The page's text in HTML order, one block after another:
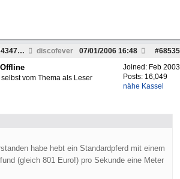
Re: 1 Ps = 1.0138697343479603 HP discofever #68535
07/01/2006 16:48
Joined: Feb 2003
Posts: 16,049
nähe Kassel
vom Thema als Leser
habe hebt ein Standardpferd mit einem
(gleich 801 Euro!) pro Sekunde eine Meter